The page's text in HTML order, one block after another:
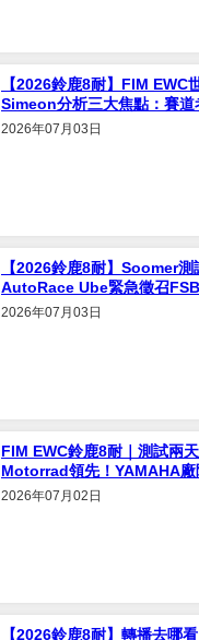
【2026鈴鹿8耐】FIM EWC
Simeon分析三大焦點：賽道
戰、Honda HRC vs BMW強
2026年07月03日
【2026鈴鹿8耐】Soomer測
AutoRace Ube緊急徵召
Ponsson頂替出賽
2026年07月03日
FIM EWC鈴鹿8耐｜測試兩
Motorrad領先！YAMAHA廠
激戰2分04秒
2026年07月02日
【2026鈴鹿8耐】轉播去哪